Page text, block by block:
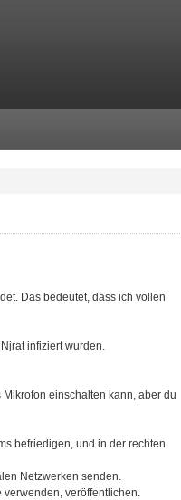
Das bedeutet, dass ich vollen
infiziert wurden.
einschalten kann, aber du
befriedigen, und in der rechten
Netzwerken senden.
verwenden, veröffentlichen.